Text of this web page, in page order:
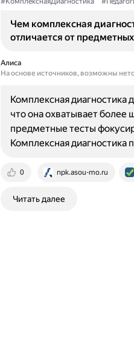
Чем комплексная
отличается от
Алиса
На основе источников, возможны
0 npk.asou-mo.ru
Комплексная диагностика
что она охватывает более
предметные тесты
Комплексная диагностика
Читать далее